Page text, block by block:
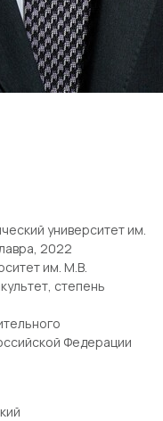
университет им.
2022
им. М.В.
степень
Федерации